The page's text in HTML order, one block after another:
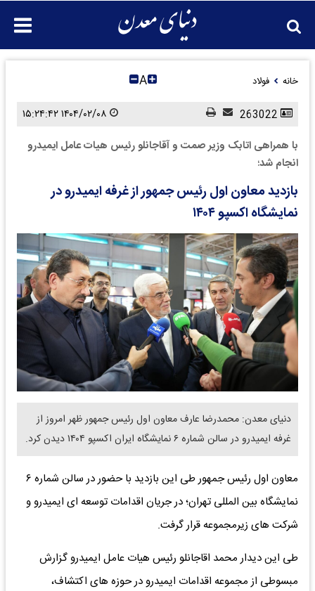
خانه فولاد A
با همراهی اتابک وزیر صمت و آقاجانلو رئیس هیات عامل ایمیدرو
انجام شد؛
بازدید معاون اول رئیس جمهور از غرفه ایمیدرو در
نمایشگاه اکسپو ۱۴۰۴
دنیای معدن: محمدرضا عارف معاون اول رئیس جمهور ظهر امروز از
غرفه ایمیدرو در سالن شماره ۶ نمایشگاه ایران اکسپو ۱۴۰۴ دیدن کرد.
معاون اول رئیس جمهور طی این بازدید با حضور در سالن شماره ۶
نمایشگاه بین المللی تهران؛ در جریان اقدامات توسعه ای ایمیدرو و
شرکت های زیرمجموعه قرار گرفت.
طی این دیدار محمد اقاجانلو رئیس هیات عامل ایمیدرو گزارش
مبسوطی از مجموعه اقدامات ایمیدرو در حوزه های اکتشاف،